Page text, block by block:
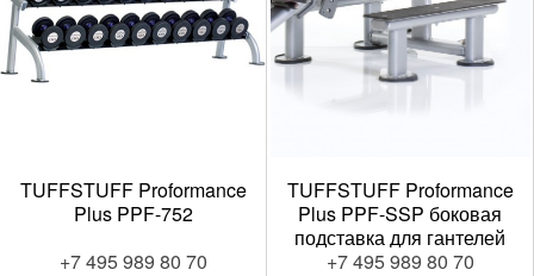
TUFFSTUFF Proformance
Plus PPF-752
+7 495 989 80 70
TUFFSTUFF Proformance
Plus PPF-SSP боковая
подставка для гантелей
+7 495 989 80 70